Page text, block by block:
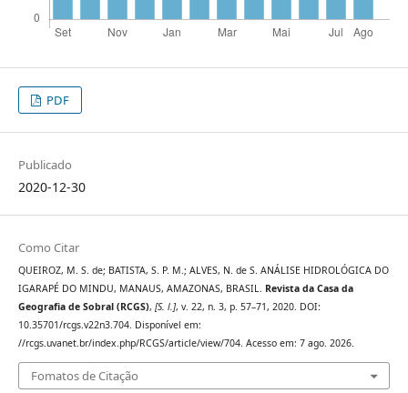
PDF
Publicado
2020-12-30
Como Citar
QUEIROZ, M. S. de; BATISTA, S. P. M.; ALVES, N. de S. ANÁLISE HIDROLÓGICA DO
IGARAPÉ DO MINDU, MANAUS, AMAZONAS, BRASIL. Revista da Casa da
Geografia de Sobral (RCGS), [S. l.], v. 22, n. 3, p. 57–71, 2020. DOI:
10.35701/rcgs.v22n3.704. Disponível em:
//rcgs.uvanet.br/index.php/RCGS/article/view/704. Acesso em: 7 ago. 2026.
Fomatos de Citação